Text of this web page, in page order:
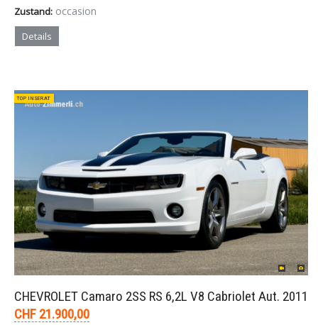
Zustand: occasion
Details
TOP INSERAT
CHEVROLET Camaro 2SS RS 6,2L V8 Cabriolet Aut. 2011
CHF 21.900,00